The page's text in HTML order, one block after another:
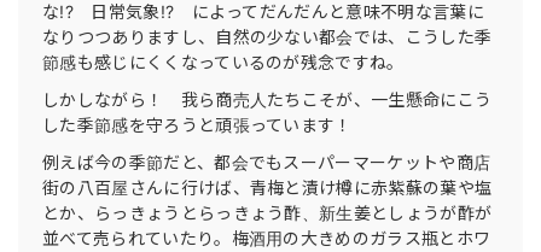
な!? 日常気象!? によってだんだんと意味不明な言葉に
なりつつありますし、自然の少ない都会では、こうした季
節感も感じにくくなっているのが残念ですね。
しかしながら！ 我ら商売人たちこそが、一生懸命にこう
した季節感を守ろうと頑張っています！
例えば今の季節だと、都会でもスーパーマーケットや商店
街の八百屋さんに行けば、青梅と漬け樽に赤紫蘇の葉や塩
とか、らっきょうとらっきょう酢、新生姜としょうが酢が
並べて売られていたり。梅酒用の大きめのガラス瓶とホワ